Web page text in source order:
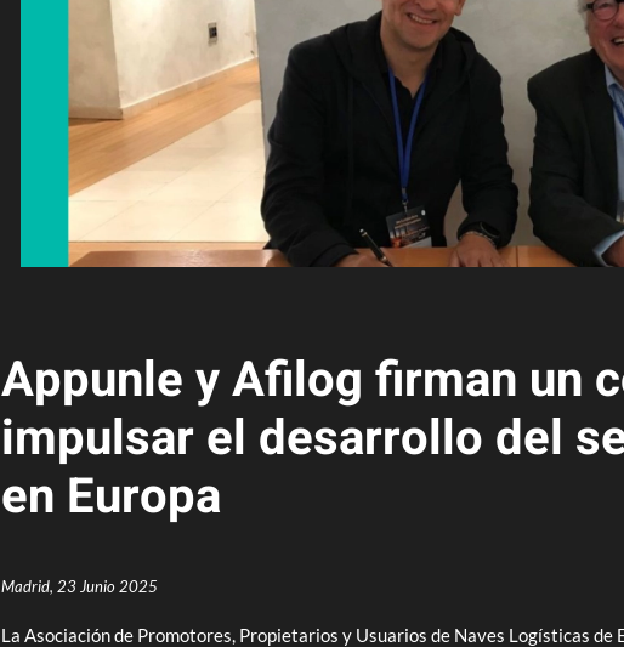
Appunle y Afilog firman un
impulsar el desarrollo del
en Europa
Madrid, 23 Junio 2025
La Asociación de Promotores, Propietarios y Usuarios de Naves Logísticas de